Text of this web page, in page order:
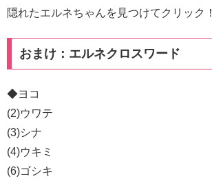
隠れたエルネちゃんを見つけてクリック！
おまけ：エルネクロスワード
◆ヨコ
(2)ウワテ
(3)シナ
(4)ウキミ
(6)ゴシキ